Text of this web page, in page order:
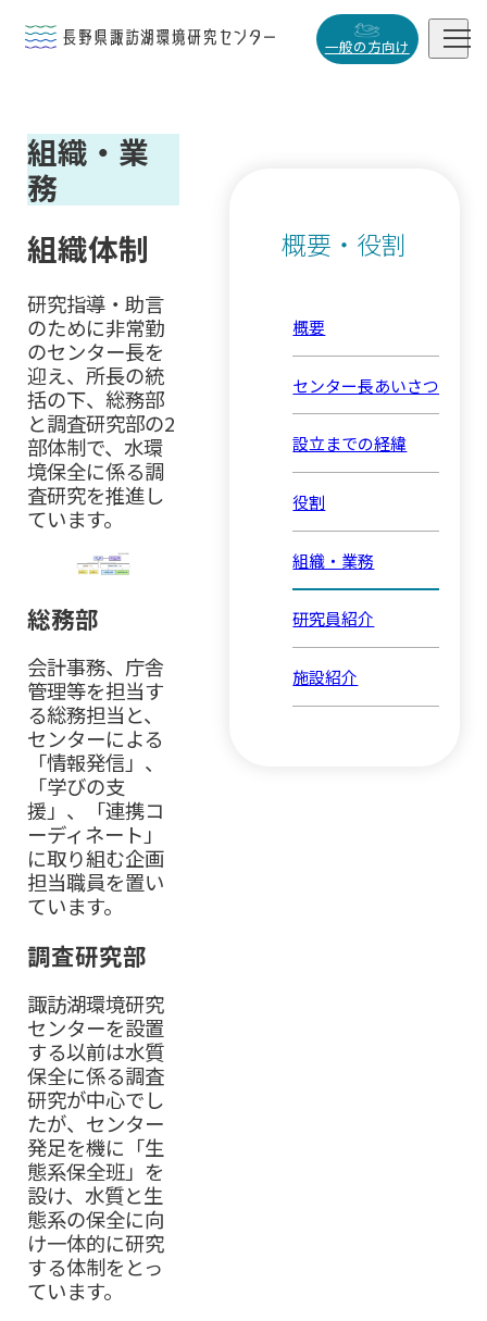
小


研究活動


一般の方向け 
組織・業
務
組織体制
研究指導・助言
のために非常勤
のセンター長を
迎え、所長の統
括の下、総務部
と調査研究部の2
部体制で、水環
境保全に係る調
査研究を推進し
ています。
総務部
会計事務、庁舎
管理等を担当す
る総務担当と、
センターによる
「情報発信」、
「学びの支
援」、「連携コ
ーディネート」
に取り組む企画
担当職員を置い
ています。
調査研究部
諏訪湖環境研究
センターを設置
する以前は水質
保全に係る調査
研究が中心でし
たが、センター
発足を機に「生
態系保全班」を
設け、水質と生
態系の保全に向
け一体的に研究
する体制をとっ
ています。
概要・役割
概要
センター長あいさつ
設立までの経緯
役割
組織・業務
研究員紹介
施設紹介